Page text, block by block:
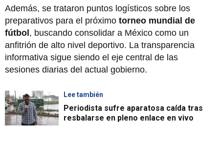
Además, se trataron puntos logísticos sobre los
preparativos para el próximo torneo mundial de
fútbol , buscando consolidar a México como un
anfitrión de alto nivel deportivo. La transparencia
informativa sigue siendo el eje central de las
sesiones diarias del actual gobierno.
Lee también
Periodista sufre aparatosa caída tras
resbalarse en pleno enlace en vivo